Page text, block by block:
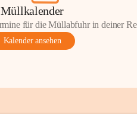
Müllkalender
für die Müllabfuhr in deiner
Kalender ansehen